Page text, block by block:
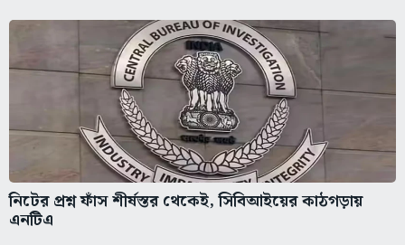
নিটের প্রশ্ন ফাঁস শীর্ষস্তর থেকেই, সিবিআইয়ের কাঠগড়ায়
এনটিএ